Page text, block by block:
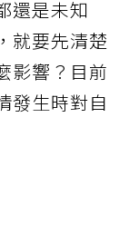
還是未知
就要先清楚
影響？目前
發生時對自